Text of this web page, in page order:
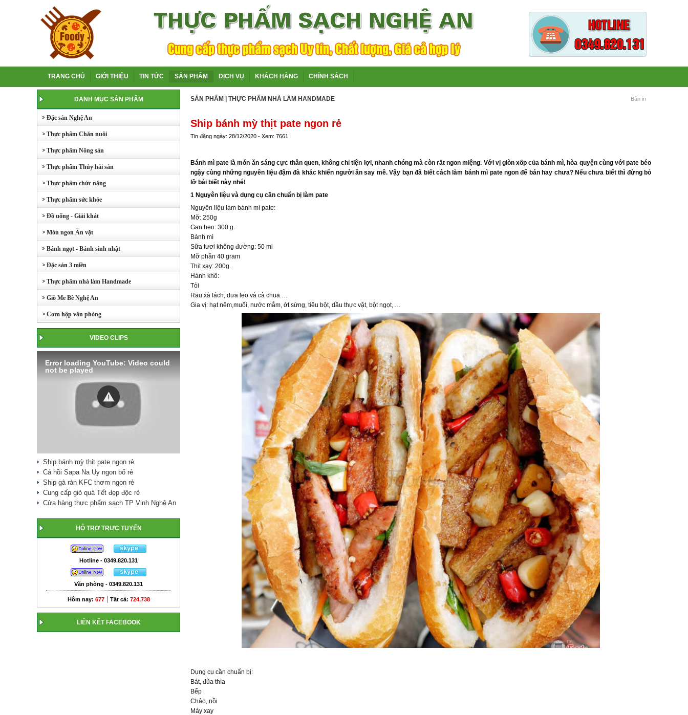
TRANG CHỦ GIỚI THIỆU TIN TỨC SẢN PHẨM DỊCH VỤ KHÁCH HÀNG CHÍNH SÁCH
DANH MỤC SẢN PHẨM
Đặc sản Nghệ An
Thực phẩm Chăn nuôi
Thực phẩm Nông sản
Thực phẩm Thủy hải sản
Thực phẩm chức năng
Thực phẩm sức khỏe
Đồ uống - Giải khát
Món ngon Ăn vặt
Bánh ngọt - Bánh sinh nhật
Đặc sản 3 miền
Thực phẩm nhà làm Handmade
Giò Me Bê Nghệ An
Cơm hộp văn phòng
VIDEO CLIPS
Error loading YouTube: Video could
not be played
Ship bánh mỳ thịt pate ngon rẻ
Cá hồi Sapa Na Uy ngon bổ rẻ
Ship gà rán KFC thơm ngon rẻ
Cung cấp giỏ quà Tết đẹp độc rẻ
Cửa hàng thực phẩm sạch TP Vinh Nghệ An
HỖ TRỢ TRỰC TUYẾN
Hotline - 0349.820.131
Văn phòng - 0349.820.131
Hôm nay: 677| Tất cả: 724,738
LIÊN KẾT FACEBOOK
SẢN PHẨM THỰC PHẨM NHÀ LÀM HANDMADE Bản in
Ship bánh mỳ thịt pate ngon rẻ
Tin đăng ngày: 28/12/2020 - Xem: 7661
Bánh mì pate là món ăn sáng cực thân quen, không chỉ tiện lợi, nhanh chóng mà còn rất ngon miệng. Với vị giòn xốp của bánh mì, hòa quyện cùng với pate béo
ngậy cùng những nguyên liệu đậm đà khác khiến người ăn say mê. Vậy bạn đã biết cách làm bánh mì pate ngon để bán hay chưa? Nếu chưa biết thì đừng bỏ
lỡ bài biết này nhé!
1 Nguyên liệu và dụng cụ cần chuẩn bị làm pate
Nguyên liệu làm bánh mì pate:
Mỡ: 250g
Gan heo: 300 g.
Bánh mì
Sữa tươi không đường: 50 ml
Mỡ phần 40 gram
Thịt xay: 200g.
Hành khô:
Tỏi
Rau xà lách, dưa leo và cà chua …
Gia vị: hạt nêm,muối, nước mắm, ớt sừng, tiêu bột, dầu thực vật, bột ngọt, …
Dụng cụ cần chuẩn bị:
Bát, đũa thìa
Bếp
Chảo, nồi
Máy xay